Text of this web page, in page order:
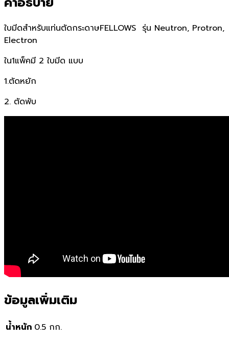
ใบมีดสำหรับแท่นตัดกระดาษFELLOWS รุ่น Neutron, Protron,
Electron
ใน1แพ็คมี 2 ใบมีด แบบ
1.ตัดหยัก
2. ตัดพับ
ข้อมูลเพิ่มเติม
น้ำหนัก 0.5 กก.